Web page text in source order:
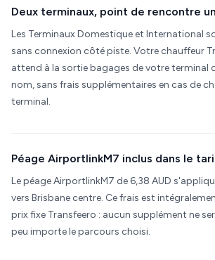
Deux terminaux, point de rencontre
Les Terminaux Domestique et International
sans connexion côté piste. Votre chauffeur
attend à la sortie bagages de votre terminal
nom, sans frais supplémentaires en cas de
terminal.
Péage AirportlinkM7 inclus dans le
Le péage AirportlinkM7 de 6,38 AUD
vers Brisbane centre. Ce frais est
prix fixe Transfeero : aucun supplément ne
peu importe le parcours choisi.